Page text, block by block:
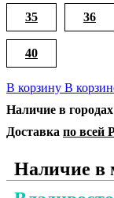
35 36
40
В корзину В
Наличие в
Доставка по всей
Наличие в